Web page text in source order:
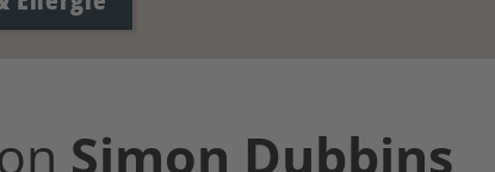
Simon Dubbins